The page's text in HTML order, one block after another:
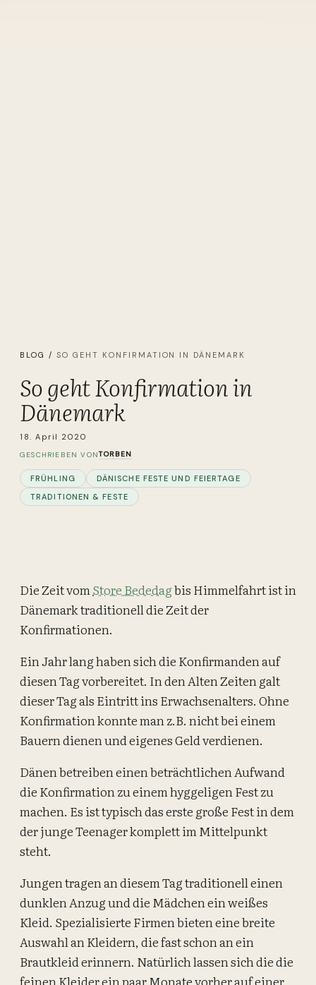
BLOG / SO GEHT KONFIRMATION IN DÄNEMARK
So geht Konfirmation in
Dänemark
18. April 2020
GESCHRIEBEN VONTORBEN
FRÜHLING
DÄNISCHE FESTE UND FEIERTAGE
TRADITIONEN & FESTE
Die Zeit vomStore Bededagbis Himmelfahrt ist in
Dänemark traditionell die Zeit der
Konfirmationen.
Ein Jahr lang haben sich die Konfirmanden auf
diesen Tag vorbereitet. In den Alten Zeiten galt
dieser Tag als Eintritt ins Erwachsenalters. Ohne
Konfirmation konnte man z.B. nicht bei einem
Bauern dienen und eigenes Geld verdienen.
Dänen betreiben einen beträchtlichen Aufwand
die Konfirmation zu einem hyggeligen Fest zu
machen. Es ist typisch das erste große Fest in dem
der junge Teenager komplett im Mittelpunkt
steht.
Jungen tragen an diesem Tag traditionell einen
dunklen Anzug und die Mädchen ein weißes
Kleid. Spezialisierte Firmen bieten eine breite
Auswahl an Kleidern, die fast schon an ein
Brautkleid erinnern. Natürlich lassen sich die die
feinen Kleider ein paar Monate vorher auf einer